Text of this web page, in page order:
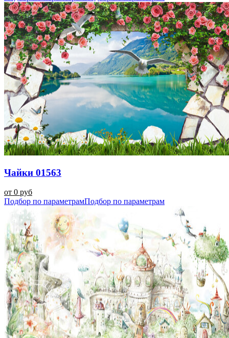
Чайки 01563
от 0 руб
Подбор по параметрамПодбор по параметрам